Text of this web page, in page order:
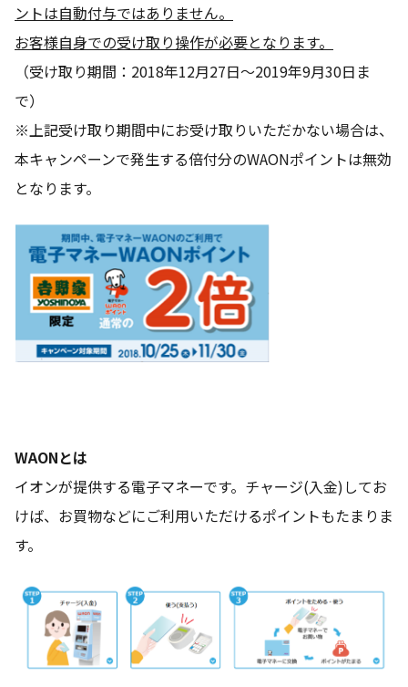
ントは自動付与ではありません。
お客様自身での受け取り操作が必要となります。
（受け取り期間：2018年12月27日～2019年9月30日ま
で）
※上記受け取り期間中にお受け取りいただかない場合は、
本キャンペーンで発生する倍付分のWAONポイントは無効
となります。
WAONとは
イオンが提供する電子マネーです。チャージ(入金)してお
けば、お買物などにご利用いただけるポイントもたまりま
す。